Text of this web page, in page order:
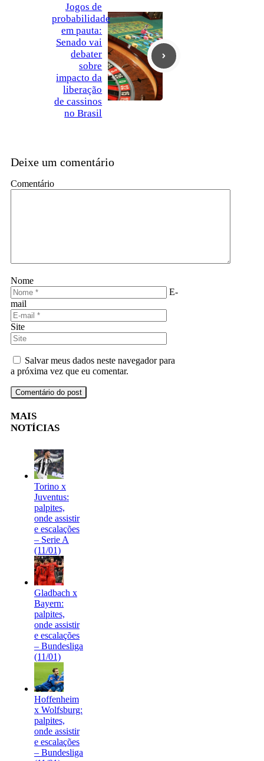
Jogos de
probabilidade
em pauta:
Senado vai
debater
sobre
impacto da
liberação
de cassinos
no Brasil
Deixe um comentário
Comentário
Nome
E-
mail
Site
Salvar meus dados neste navegador para
a próxima vez que eu comentar.
MAIS
NOTÍCIAS
Torino x
Juventus:
palpites,
onde assistir
e escalações
– Serie A
(11/01)
Gladbach x
Bayern:
palpites,
onde assistir
e escalações
– Bundesliga
(11/01)
Hoffenheim
x Wolfsburg:
palpites,
onde assistir
e escalações
– Bundesliga